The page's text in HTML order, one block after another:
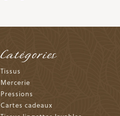
Catégories
Tissus
Mercerie
Pressions
Cartes cadeaux